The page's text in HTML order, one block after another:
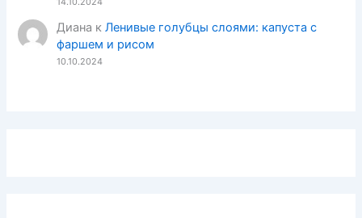
Диана к Ленивые голубцы слоями: капуста с
фаршем и рисом
10.10.2024